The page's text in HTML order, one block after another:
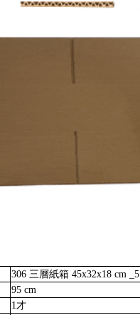
306 三層紙箱 45x32x18 cm _5
95 cm
1才